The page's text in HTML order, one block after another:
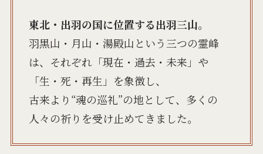
東北・出羽の国に位置する出羽三山。
羽黒山・月山・湯殿山という三つの霊峰
は、それぞれ「現在・過去・未来」や
「生・死・再生」を象徴し、
古来より“魂の巡礼”の地として、多くの
人々の祈りを受け止めてきました。